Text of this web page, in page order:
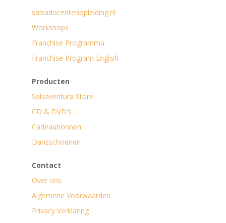
salsadocentenopleiding.nl
Workshops
Franchise Programma
Franchise Program English
Producten
Salsaventura Store
CD & DVD's
Cadeaubonnen
Dansschoenen
Contact
Over ons
Algemene Voorwaarden
Privacy Verklaring